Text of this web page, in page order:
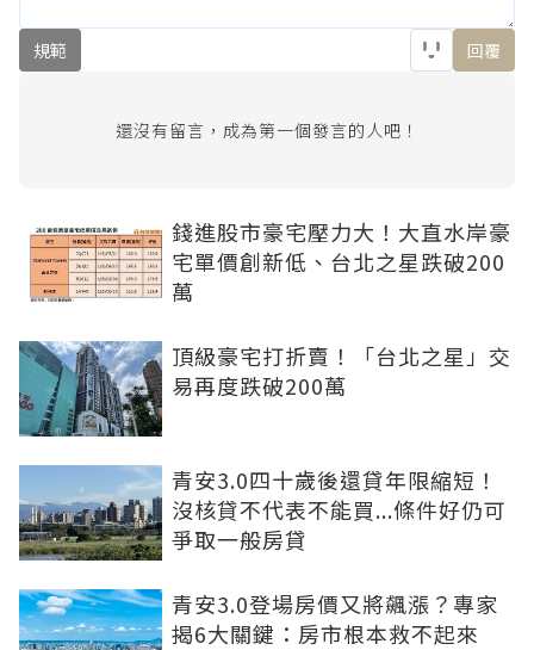
規範 回覆
還沒有留言，成為第一個發言的人吧！
錢進股市豪宅壓力大！大直水岸豪
宅單價創新低、台北之星跌破200
萬
頂級豪宅打折賣！「台北之星」交
易再度跌破200萬
青安3.0四十歲後還貸年限縮短！
沒核貸不代表不能買...條件好仍可
爭取一般房貸
青安3.0登場房價又將飆漲？專家
揭6大關鍵：房市根本救不起來